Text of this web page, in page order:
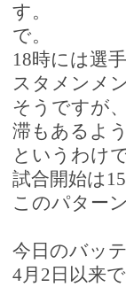
す。
で。
18時には選
スタメンメ
そうですが
滞もあるよ
というわけ
試合開始は
このパター
今日のバッ
4月2日以来